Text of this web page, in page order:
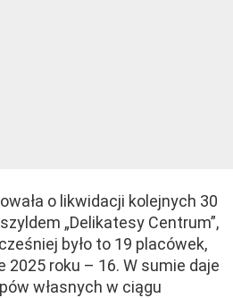
o likwidacji kolejnych 30
„Delikatesy Centrum”,
było to 19 placówek,
roku – 16. W sumie daje
własnych w ciągu